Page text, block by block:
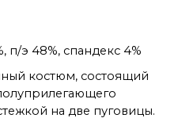
п/э 48%, спандекс 4%
костюм, состоящий
на две пуговицы.